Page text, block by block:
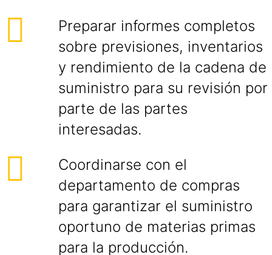
Preparar informes completos
sobre previsiones, inventarios
y rendimiento de la cadena de
suministro para su revisión por
parte de las partes
interesadas.
Coordinarse con el
departamento de compras
para garantizar el suministro
oportuno de materias primas
para la producción.